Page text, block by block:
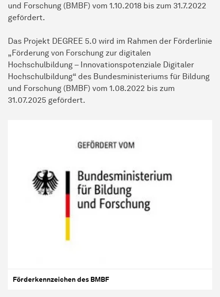
und Forschung (BMBF) vom 1.10.2018 bis zum 31.7.2022
gefördert.
Das Projekt DEGREE 5.0 wird im Rahmen der Förderlinie
„Förderung von Forschung zur digitalen
Hochschulbildung – Innovationspotenziale Digitaler
Hochschulbildung“ des Bundesministeriums für Bildung
und Forschung (BMBF) vom 1.08.2022 bis zum
31.07.2025 gefördert.
Förderkennzeichen des BMBF